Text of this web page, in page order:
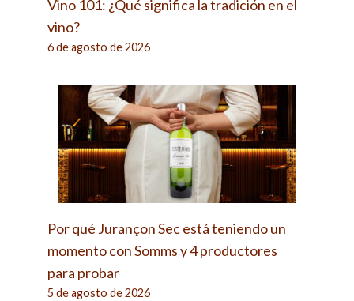
Vino 101: ¿Qué significa la tradición en el
vino?
6 de agosto de 2026
Por qué Jurançon Sec está teniendo un
momento con Somms y 4 productores
para probar
5 de agosto de 2026